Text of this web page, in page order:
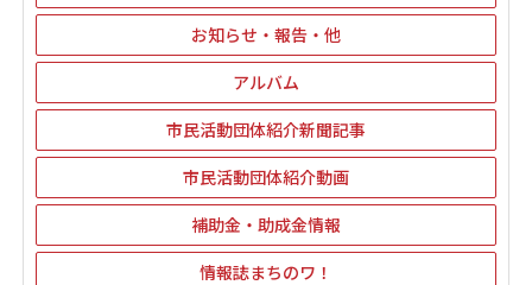
お知らせ・報告・他
アルバム
市民活動団体紹介新聞記事
市民活動団体紹介動画
補助金・助成金情報
情報誌まちのワ！